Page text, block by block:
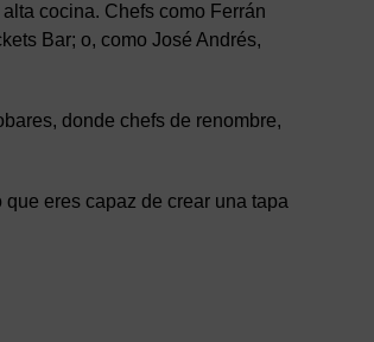
cocina. Chefs como Ferrán
Bar; o, como José Andrés,
donde chefs de renombre,
eres capaz de crear una tapa